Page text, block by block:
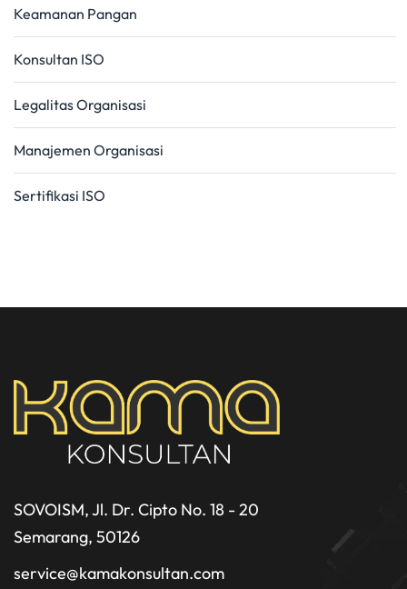
Keamanan Pangan
Konsultan ISO
Legalitas Organisasi
Manajemen Organisasi
Sertifikasi ISO
SOVOISM, Jl. Dr. Cipto No. 18 - 20
Semarang, 50126
service@kamakonsultan.com